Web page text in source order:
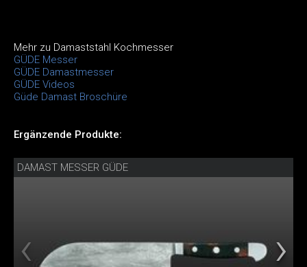
Mehr zu Damaststahl Kochmesser
GÜDE Messer
GÜDE Damastmesser
GÜDE Videos
Güde Damast Broschüre
Ergänzende Produkte:
DAMAST MESSER GÜDE